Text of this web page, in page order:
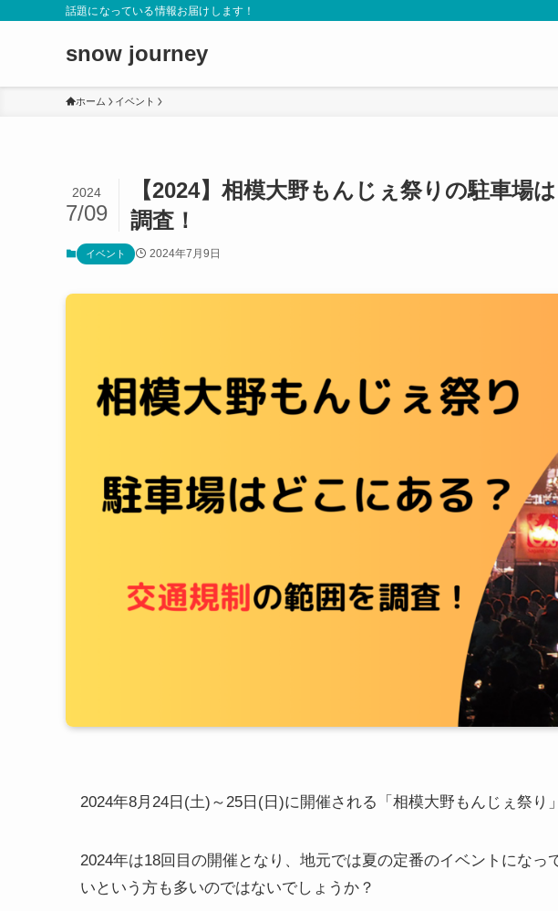
話題になっている情報お届けします！
snow journey
ホーム イベント
【2024】相模大野もんじぇ祭りの駐車場
調査！
2024
7/09
イベント 2024年7月9日
2024年8月24日(土)～25日(日)に開催される「相模大野もんじぇ祭り
2024年は18回目の開催となり、地元では夏の定番のイベントになっ
いという方も多いのではないでしょうか？